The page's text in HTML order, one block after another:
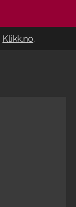
Klikk.no.